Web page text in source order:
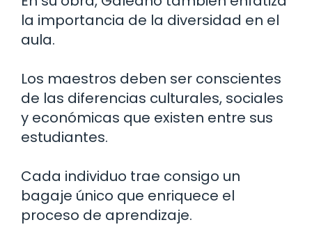
la importancia de la diversidad en el
aula.
Los maestros deben ser conscientes
de las diferencias culturales, sociales
y económicas que existen entre sus
estudiantes.
Cada individuo trae consigo un
bagaje único que enriquece el
proceso de aprendizaje.